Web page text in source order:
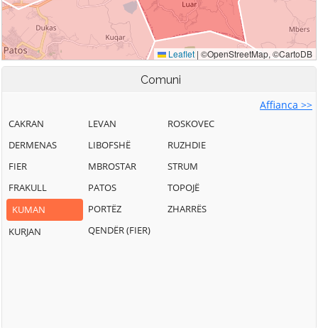
Comuni
Affianca >>
CAKRAN
DERMENAS
FIER
FRAKULL
KUMAN
KURJAN
LEVAN
LIBOFSHË
MBROSTAR
PATOS
PORTËZ
QENDËR (FIER)
ROSKOVEC
RUZHDIE
STRUM
TOPOJË
ZHARRËS